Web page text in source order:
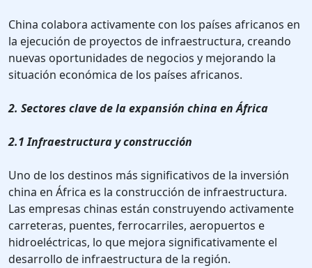
China colabora activamente con los países africanos en
la ejecución de proyectos de infraestructura, creando
nuevas oportunidades de negocios y mejorando la
situación económica de los países africanos.
2. Sectores clave de la expansión china en África
2.1 Infraestructura y construcción
Uno de los destinos más significativos de la inversión
china en África es la construcción de infraestructura.
Las empresas chinas están construyendo activamente
carreteras, puentes, ferrocarriles, aeropuertos e
hidroeléctricas, lo que mejora significativamente el
desarrollo de infraestructura de la región.